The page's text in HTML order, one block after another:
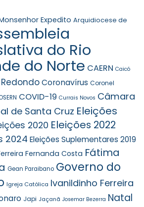
Expedito Arquidiocese de
do Rio
do Norte CAERN Caicó
Coronavírus Coronel
COVID-19 Currais Novos Câmara
de Santa Cruz Eleições
2020 Eleições 2022
2024 Eleições Suplementares 2019
Fernanda Costa Fátima
Gean Paraibano Governo do
Igreja Católica Ivanildinho Ferreira
Japi Jaçanã Josemar Bezerra Natal